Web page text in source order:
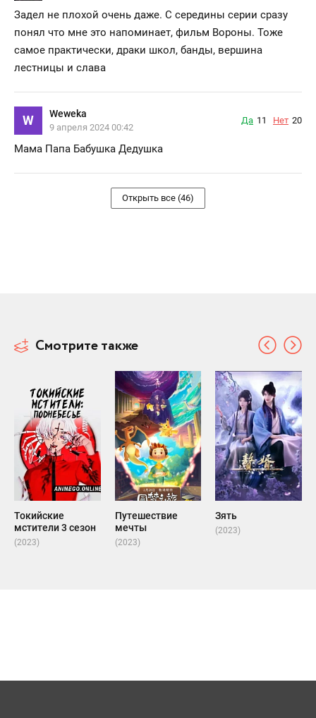
Задел не плохой очень даже. С середины серии сразу
понял что мне это напоминает, фильм Вороны. Тоже
самое практически, драки школ, банды, вершина
лестницы и слава
W Weweka
9 апреля 2024 00:42
Да 11 Нет 20
Мама Папа Бабушка Дедушка
Открыть все (46)
Смотрите также
Токийские
мстители 3 сезон
(2023)
Путешествие
мечты
(2023)
Зять
(2023)